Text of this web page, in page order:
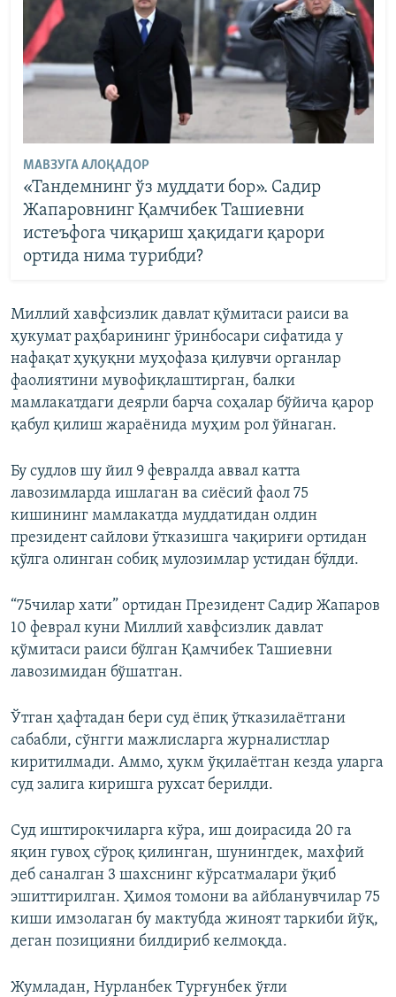
МАВЗУГА АЛОҚАДОР
«Тандемнинг ўз муддати бор». Садир
Жапаровнинг Қамчибек Ташиевни
истеъфога чиқариш ҳақидаги қарори
ортида нима турибди?
Миллий хавфсизлик давлат қўмитаси раиси ва
ҳукумат раҳбарининг ўринбосари сифатида у
нафақат ҳуқуқни муҳофаза қилувчи органлар
фаолиятини мувофиқлаштирган, балки
мамлакатдаги деярли барча соҳалар бўйича қарор
қабул қилиш жараёнида муҳим рол ўйнаган.
Бу судлов шу йил 9 февралда аввал катта
лавозимларда ишлаган ва сиёсий фаол 75
кишининг мамлакатда муддатидан олдин
президент сайлови ўтказишга чақириғи ортидан
қўлга олинган собиқ мулозимлар устидан бўлди.
“75чилар хати” ортидан Президент Садир Жапаров
10 феврал куни Миллий хавфсизлик давлат
қўмитаси раиси бўлган Қамчибек Ташиевни
лавозимидан бўшатган.
Ўтган ҳафтадан бери суд ёпиқ ўтказилаётгани
сабабли, сўнгги мажлисларга журналистлар
киритилмади. Аммо, ҳукм ўқилаётган кезда уларга
суд залига киришга рухсат берилди.
Суд иштирокчиларга кўра, иш доирасида 20 га
яқин гувоҳ сўроқ қилинган, шунингдек, махфий
деб саналган 3 шахснинг кўрсатмалари ўқиб
эшиттирилган. Ҳимоя томони ва айбланувчилар 75
киши имзолаган бу мактубда жиноят таркиби йўқ,
деган позицияни билдириб келмоқда.
Жумладан, Нурланбек Турғунбек ўғли